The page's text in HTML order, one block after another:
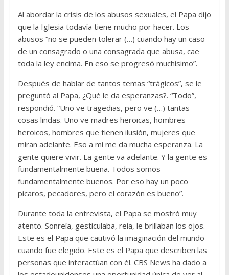
Al abordar la crisis de los abusos sexuales, el Papa dijo
que la Iglesia todavía tiene mucho por hacer. Los
abusos “no se pueden tolerar (…) cuando hay un caso
de un consagrado o una consagrada que abusa, cae
toda la ley encima. En eso se progresó muchísimo”.
Después de hablar de tantos temas “trágicos”, se le
preguntó al Papa, ¿Qué le da esperanzas?. “Todo”,
respondió. “Uno ve tragedias, pero ve (…) tantas
cosas lindas. Uno ve madres heroicas, hombres
heroicos, hombres que tienen ilusión, mujeres que
miran adelante. Eso a mí me da mucha esperanza. La
gente quiere vivir. La gente va adelante. Y la gente es
fundamentalmente buena. Todos somos
fundamentalmente buenos. Por eso hay un poco
pícaros, pecadores, pero el corazón es bueno”.
Durante toda la entrevista, el Papa se mostró muy
atento. Sonreía, gesticulaba, reía, le brillaban los ojos.
Este es el Papa que cautivó la imaginación del mundo
cuando fue elegido. Este es el Papa que describen las
personas que interactúan con él. CBS News ha dado a